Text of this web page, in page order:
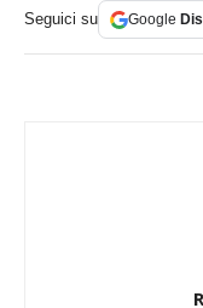
Seguici su Google